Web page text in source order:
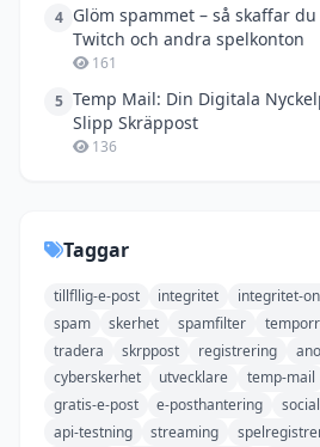
4 Glöm spammet – så skaffar
Twitch och andra spelkonton
161
5 Temp Mail: Din Digitala
Slipp Skräppost
136
Taggar
tillfllig-e-post integritet integritet-
spam
skerhet spamfilter
tradera
skrppost registrering
cyberskerhet
utvecklare temp-mail
gratis-e-post
e-posthantering
api-testning
streaming